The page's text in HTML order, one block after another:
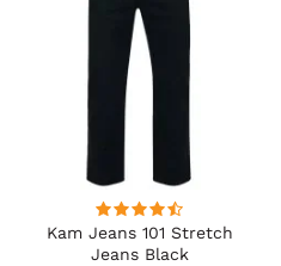
Kam Jeans 101 Stretch
Jeans Black